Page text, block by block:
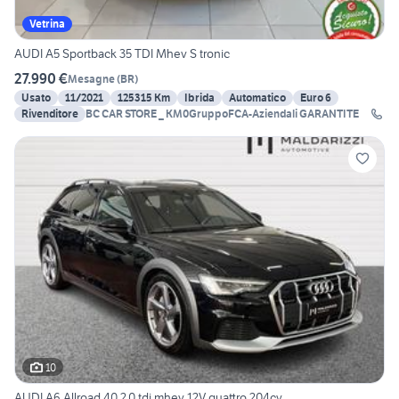
Vetrina
AUDI A5 Sportback 35 TDI Mhev S tronic
27.990 €Mesagne(BR)
Usato
11/2021 125315 Km Ibrida Automatico
Euro 6
Rivenditore BC CAR STORE _ KM0GruppoFCA-Aziendali GARANTITE
10